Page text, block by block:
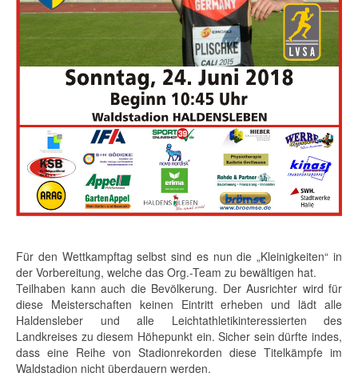
Für den Wettkampftag selbst sind es nun die „Kleinigkeiten“ in
der Vorbereitung, welche das Org.-Team zu bewältigen hat.
Teilhaben kann auch die Bevölkerung. Der Ausrichter wird für
diese Meisterschaften keinen Eintritt erheben und lädt alle
Haldensleber und alle Leichtathletikinteressierten des
Landkreises zu diesem Höhepunkt ein. Sicher sein dürfte indes,
dass eine Reihe von Stadionrekorden diese Titelkämpfe im
Waldstadion nicht überdauern werden.